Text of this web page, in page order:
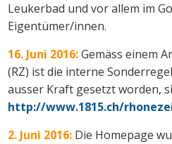
Leukerbad und vor allem im
Eigentümer/innen.
16. Juni 2016:Gemäss einem
(RZ) ist die interne
ausser Kraft gesetzt worden,
http://www.1815.ch/
2. Juni 2016: Die Homepage